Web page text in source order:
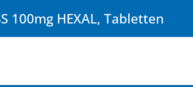
100mg HEXAL, Tabletten